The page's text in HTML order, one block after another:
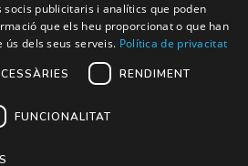
publicitaris i analítics que poden
que els heu proporcionat o que han
dels seus serveis. Política de privacitat
RENDIMENT
FUNCIONALITAT